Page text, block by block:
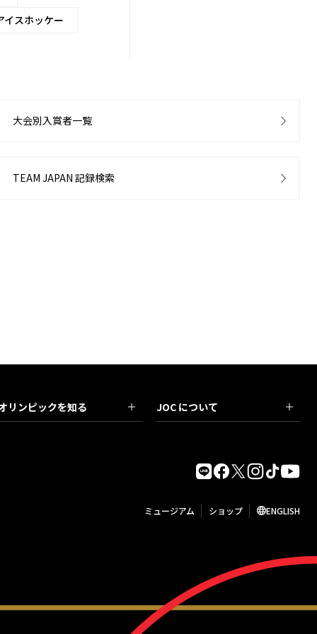
イスホッケー
大会別入賞者一覧
TEAM JAPAN 記録検索
リンピックを知る JOC について
ミュージアム ショップ ENGLISH